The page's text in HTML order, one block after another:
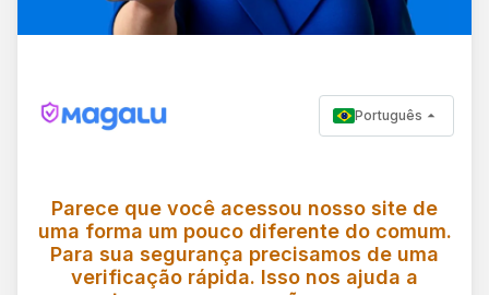
Português
Parece que você acessou nosso site de
uma forma um pouco diferente do comum.
Para sua segurança precisamos de uma
verificação rápida. Isso nos ajuda a